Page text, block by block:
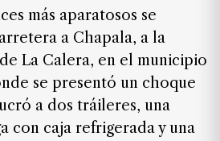
más aparatosos se
a Chapala, a la
La Calera, en el municipio
se presentó un choque
a dos tráileres, una
con caja refrigerada y una